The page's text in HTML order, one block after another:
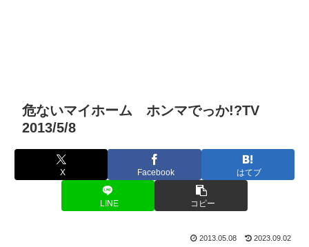
危ないマイホーム ホンマでっか!?TV
2013/5/8
X Facebook はてブ
LINE コピー
2013.05.08 2023.09.02